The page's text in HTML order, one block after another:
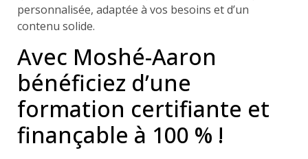
personnalisée, adaptée à vos besoins et d’un
contenu solide.
Avec Moshé-Aaron
bénéficiez d’une
formation certifiante et
finançable à 100 % !